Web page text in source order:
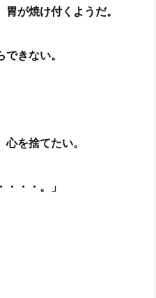
が焼け付くようだ。
きない。
を捨てたい。
・・。」